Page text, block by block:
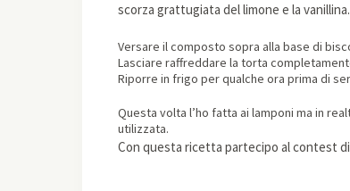
scorza grattugiata del limone e la
Versare il composto sopra alla base di
Lasciare raffreddare la torta
Riporre in frigo per qualche ora prima di
Questa volta l’ho fatta ai lamponi ma in
utilizzata.
Con questa ricetta partecipo al contest